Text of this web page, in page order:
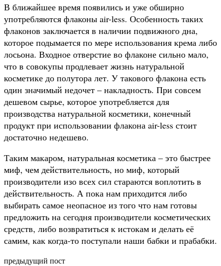
В ближайшее время появились и уже обширно
употребляются флаконы air-less. Особенность таких
флаконов заключается в наличии подвижного дна,
которое подымается по мере использования крема либо
лосьона. Входное отверстие во флаконе сильно мало,
что в совокупы продлевает жизнь натуральной
косметике до полутора лет. У такового флакона есть
один значимый недочет – накладность. При совсем
дешевом сырье, которое употребляется для
производства натуральной косметики, конечный
продукт при использовании флакона air-less стоит
достаточно недешево.
Таким макаром, натуральная косметика – это быстрее
миф, чем действительность, но миф, который
производители изо всех сил стараются воплотить в
действительность. А пока нам приходится либо
выбирать самое неопасное из того что нам готовы
предложить на сегодня производители косметических
средств, либо возвратиться к истокам и делать её
самим, как когда-то поступали наши бабки и прабабки.
предыдущий пост